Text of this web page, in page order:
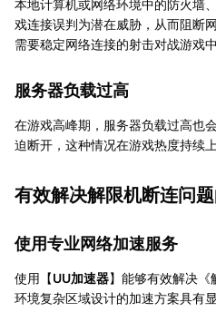
本地计算机或网络环境中的防火墙
戏连接误判为潜在威胁，从而阻断
需要稳定网络连接的射击对战游戏中
服务器负载过高
在游戏高峰期，服务器负载过高也
迫断开，这种情况在游戏热度持续
有效解决解限机断连问
使用专业网络加速服务
使用【UU加速器】能够有效解决
环境复杂区域设计的加速方案具有